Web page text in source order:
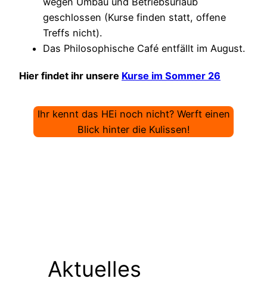
geschlossen (Kurse finden statt, offene
Treffs nicht).
Das Philosophische Café entfällt im August.
Hier findet ihr unsere Kurse im Sommer 26
Ihr kennt das HEi noch nicht? Werft einen
Blick hinter die Kulissen!
Aktuelles